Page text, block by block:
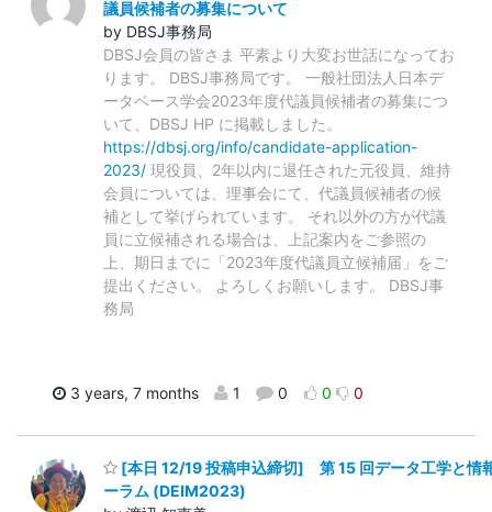
議員候補者の募集について
by DBSJ事務局
DBSJ会員の皆さま 平素より大変お世話になってお
ります。 DBSJ事務局です。 一般社団法人日本デ
ータベース学会2023年度代議員候補者の募集につ
いて、DBSJ HP に掲載しました。
https://dbsj.org/info/candidate-application-
2023/ 現役員、2年以内に退任された元役員、維持
会員については、理事会にて、代議員候補者の候
補として挙げられています。 それ以外の方が代議
員に立候補される場合は、上記案内をご参照の
上、期日までに「2023年度代議員立候補届」をご
提出ください。 よろしくお願いします。 DBSJ事
務局
3 years, 7 months 1 0 0 0
[本日 12/19 投稿申込締切] 第 15 回データ工学と情
ーラム (DEIM2023)